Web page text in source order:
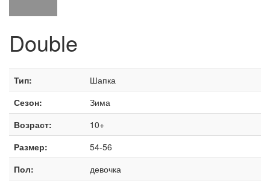
Double
Тип:
Шапка
Сезон:
Зима
Возраст:
10+
Размер:
54-56
Пол:
девочка